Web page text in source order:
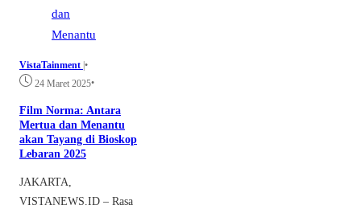
VistaTainment •
24 Maret 2025•
Film Norma: Antara
Mertua dan Menantu
akan Tayang di Bioskop
Lebaran 2025
JAKARTA,
VISTANEWS.ID – Rasa